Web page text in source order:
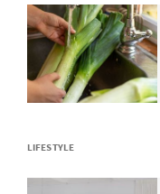
LIFESTYLE